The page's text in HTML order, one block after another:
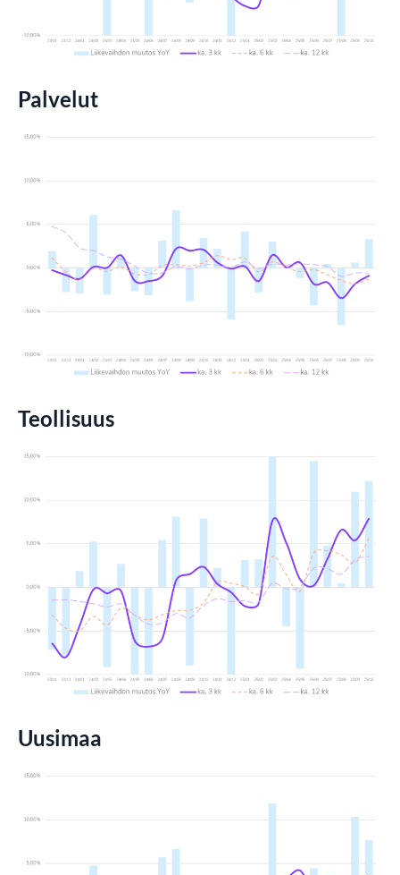
Palvelut
Teollisuus
Uusimaa